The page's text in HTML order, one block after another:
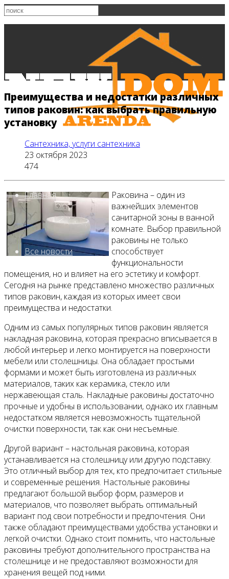
Главная
Все новости
Видео
Преимущества и недостатки различных
типов раковин: как выбрать правильную
установку
Сантехника, услуги сантехника
23 октября 2023
474
Раковина – один из
важнейших элементов
санитарной зоны в ванной
комнате. Выбор правильной
раковины не только
способствует
функциональности
помещения, но и влияет на его эстетику и комфорт.
Сегодня на рынке представлено множество различных
типов раковин, каждая из которых имеет свои
преимущества и недостатки.
Одним из самых популярных типов раковин является
накладная раковина, которая прекрасно вписывается в
любой интерьер и легко монтируется на поверхности
мебели или столешницы. Она обладает простыми
формами и может быть изготовлена из различных
материалов, таких как керамика, стекло или
нержавеющая сталь. Накладные раковины достаточно
прочные и удобны в использовании, однако их главным
недостатком является невозможность тщательной
очистки поверхности, так как они несъемные.
Другой вариант – настольная раковина, которая
устанавливается на столешницу или другую подставку.
Это отличный выбор для тех, кто предпочитает стильные
и современные решения. Настольные раковины
предлагают большой выбор форм, размеров и
материалов, что позволяет выбрать оптимальный
вариант под свои потребности и предпочтения. Они
также обладают преимуществами удобства установки и
легкой очистки. Однако стоит помнить, что настольные
раковины требуют дополнительного пространства на
столешнице и не предоставляют возможности для
хранения вещей под ними.